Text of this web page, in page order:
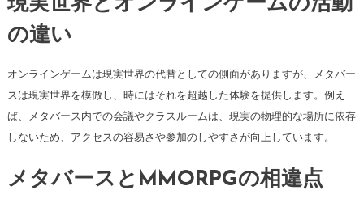
現実世界とオンラインゲームの活動
の違い
オンラインゲームは現実世界の代替としての側面がありますが、メタバー
スは現実世界を模倣し、時にはそれを超越した体験を提供します。例え
ば、メタバース内での会議やクラスルームは、現実の物理的な場所に依存
しないため、アクセスの容易さや参加のしやすさが向上しています。
メタバースとMMORPGの相違点